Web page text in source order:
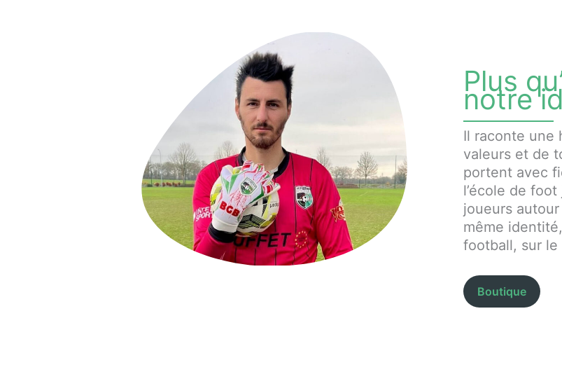
Plus
notre
Il raconte une
valeurs et de
portent avec
l’école de
joueurs autour
même
football, sur le
Boutique